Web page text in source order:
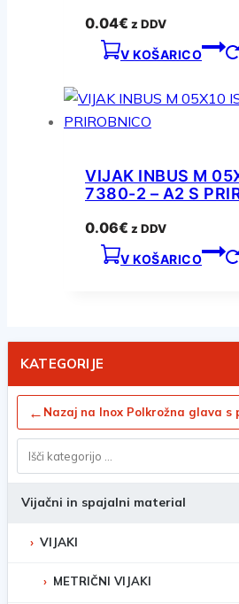
0.04€ z DDV
V KOŠARICO
VIJAK INBUS M
7380-2 – A2 S
0.06€ z DDV
V KOŠARICO
KATEGORIJE
← Nazaj na Inox Polkrožna glava s
Vijačni in spajalni material
VIJAKI
METRIČNI VIJAKI